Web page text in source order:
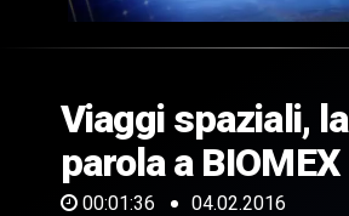
of
36
seconds
Viaggi spaziali, la
parola a BIOMEX
00:01:36 04.02.2016